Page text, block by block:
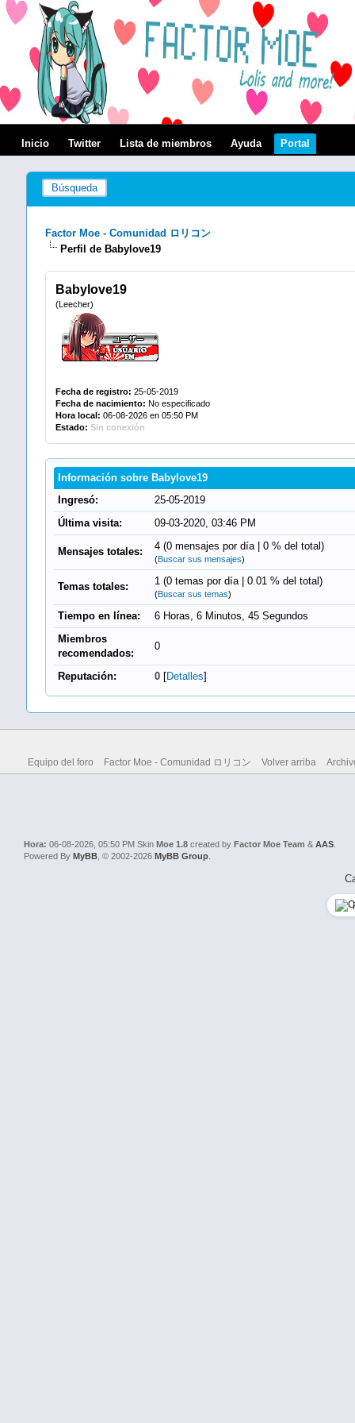
Inicio Twitter Lista de miembros Ayuda Portal
Búsqueda
Factor Moe - Comunidad ロリコン
Perfil de Babylove19
Babylove19
(Leecher)
Fecha de registro: 25-05-2019
Fecha de nacimiento: No especificado
Hora local: 06-08-2026 en 05:50 PM
Estado: Sin conexión
Información sobre Babylove19
Ingresó:
25-05-2019
Última visita:
09-03-2020, 03:46 PM
Mensajes totales: 4 (0 mensajes por día | 0 % del total)
(Buscar sus mensajes)
Temas totales: 1 (0 temas por día | 0.01 % del total)
(Buscar sus temas)
Tiempo en línea:
6 Horas, 6 Minutos, 45 Segundos
Miembros
recomendados:
0
Reputación: 0 [Detalles]
Equipo del foro Factor Moe - Comunidad ロリコン Volver arriba
Hora: 06-08-2026, 05:50 PMSkin Moe 1.8 created by Factor Moe Team &AAS
Powered By MyBB , © 2002-2026 MyBB Group